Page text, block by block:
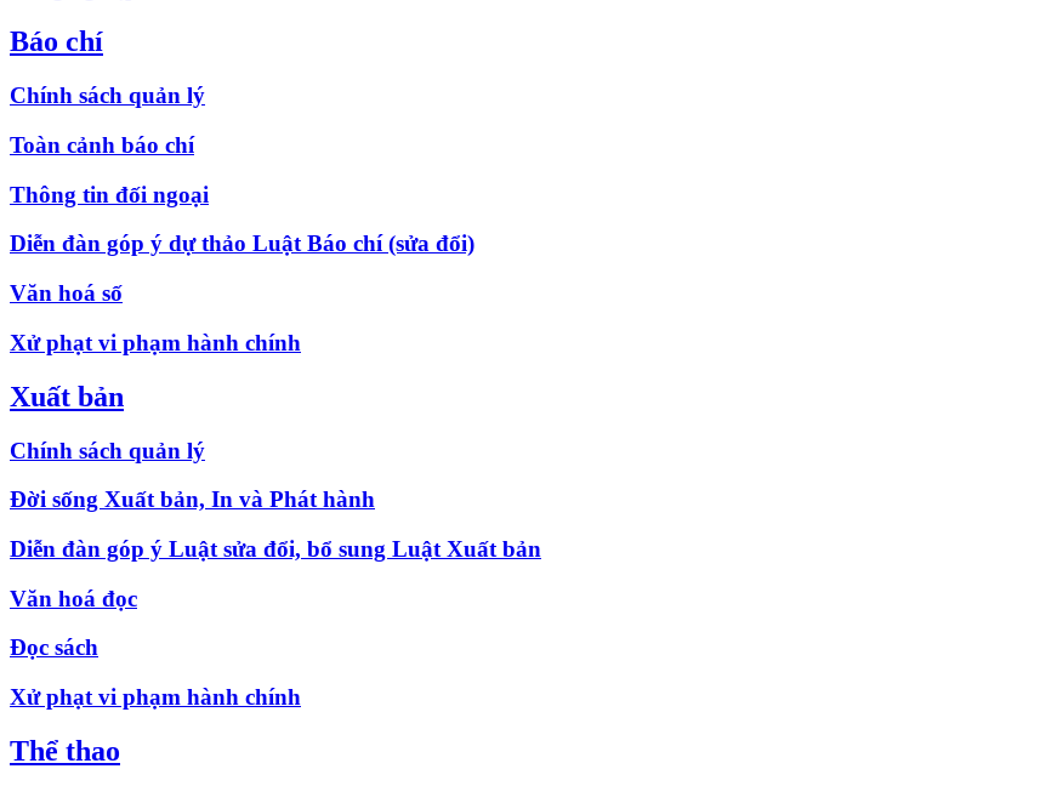
Báo chí
Chính sách quản lý
Toàn cảnh báo chí
Thông tin đối ngoại
Diễn đàn góp ý dự thảo Luật Báo chí (sửa đổi)
Văn hoá số
Xử phạt vi phạm hành chính
Xuất bản
Chính sách quản lý
Đời sống Xuất bản, In và Phát hành
Diễn đàn góp ý Luật sửa đổi, bổ sung Luật Xuất bản
Văn hoá đọc
Đọc sách
Xử phạt vi phạm hành chính
Thể thao